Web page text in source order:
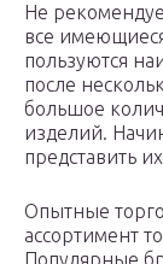
Не
все
пользуются
после
большое
изделий.
представить
Опытные
ассортимент
Популярные